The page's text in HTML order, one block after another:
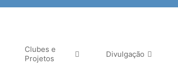
Clubes e
Projetos
Divulgação